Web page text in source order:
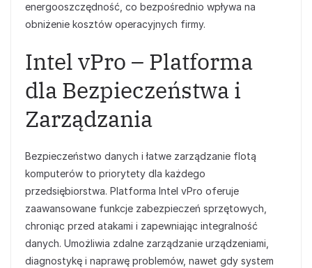
energooszczędność, co bezpośrednio wpływa na
obniżenie kosztów operacyjnych firmy.
Intel vPro – Platforma
dla Bezpieczeństwa i
Zarządzania
Bezpieczeństwo danych i łatwe zarządzanie flotą
komputerów to priorytety dla każdego
przedsiębiorstwa. Platforma Intel vPro oferuje
zaawansowane funkcje zabezpieczeń sprzętowych,
chroniąc przed atakami i zapewniając integralność
danych. Umożliwia zdalne zarządzanie urządzeniami,
diagnostykę i naprawę problemów, nawet gdy system